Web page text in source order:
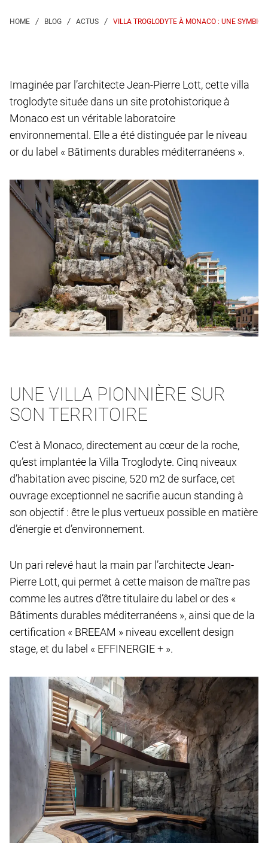
VILLA TROGLODYTE À MONACO : UNE
Imaginée par l’architecte Jean-Pierre Lott, cette villa
troglodyte située dans un site protohistorique à
Monaco est un véritable laboratoire
environnemental. Elle a été distinguée par le niveau
or du label « Bâtiments durables méditerranéens ».
UNE VILLA PIONNIÈRE SUR
SON TERRITOIRE
C’est à Monaco, directement au cœur de la roche,
qu’est implantée la Villa Troglodyte. Cinq niveaux
d’habitation avec piscine, 520 m2 de surface, cet
ouvrage exceptionnel ne sacrifie aucun standing à
son objectif : être le plus vertueux possible en matière
d’énergie et d’environnement.
Un pari relevé haut la main par l’architecte Jean-
Pierre Lott, qui permet à cette maison de maître pas
comme les autres d’être titulaire du label or des «
Bâtiments durables méditerranéens », ainsi que de la
certification « BREEAM » niveau excellent design
stage, et du label « EFFINERGIE + ».